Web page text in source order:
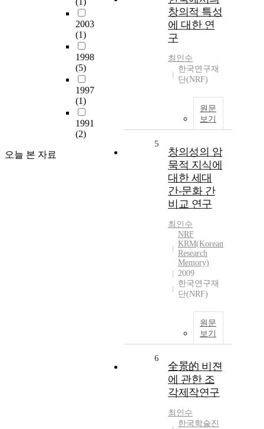
2003
(1)
1998
(5)
1997
(1)
1991
(2)
오늘 본 자료
창의적 특성
에 대한 연
구
최인수
한국연구재
단(NRF)
원문
보기
5
창의성의 암
묵적 지식에
대한 세대
간-문화 간
비교 연구
최인수
NRF
KRM(Korean
Research
Memory)
2009
한국연구재
단(NRF)
원문
보기
6
全景的 비젼
에 관한 조
각제작연구
최인수
한국학술진